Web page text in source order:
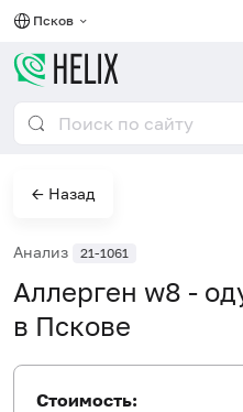
Псков
← Назад
Анализ 21-1061
Аллерген w8 -
в Пскове
Стоимость: